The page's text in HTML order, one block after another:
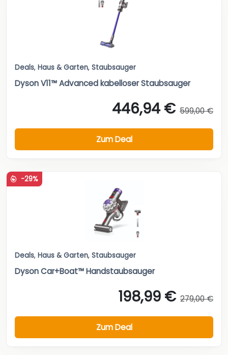
Deals, Haus & Garten, Staubsauger
Dyson V11™ Advanced kabelloser Staubsauger
446,94 € 599,00 €
Zum Deal
-29%
Deals, Haus & Garten, Staubsauger
Dyson Car+Boat™ Handstaubsauger
198,99 € 279,00 €
Zum Deal